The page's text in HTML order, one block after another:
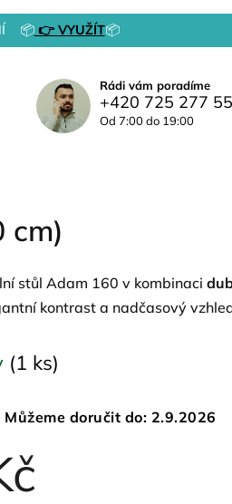
📦👉 VYUŽÍT📦
Rádi vám poradíme
+420 725 277
Od 7:00 do 19:00
cm)
(1 ks)
Můžeme doručit do: 2.9.2026
stůl Adam 160 v kombinaci
kontrast a nadčasový